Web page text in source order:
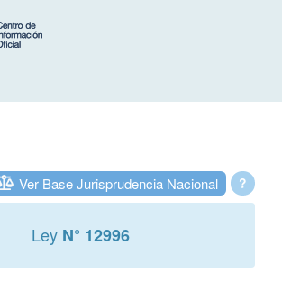
?
Ver Base Jurisprudencia Nacional
Ley N° 12996